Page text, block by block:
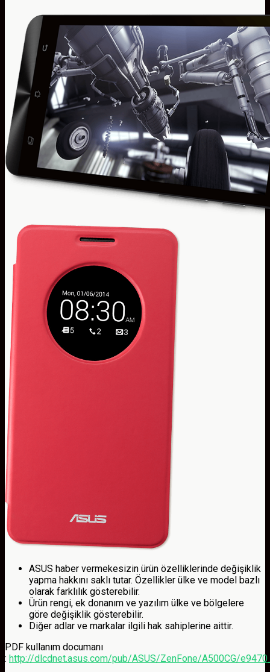
ASUS haber vermekesizin ürün özelliklerinde değişiklik
yapma hakkını saklı tutar. Özellikler ülke ve model bazlı
olarak farklılık gösterebilir.
Ürün rengi, ek donanım ve yazılım ülke ve bölgelere
göre değişiklik gösterebilir.
Diğer adlar ve markalar ilgili hak sahiplerine aittir.
PDF kullanım documanı
: http://dlcdnet.asus.com/pub/ASUS/ZenFone/A500CG/